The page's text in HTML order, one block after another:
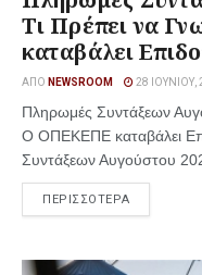
Τι Πρέπει να
καταβάλει
ΑΠΌ NEWSROOM 28 ΙΟΥΝΊΟΥ,
Πληρωμές Συντάξεων
Ο ΟΠΕΚΕΠΕ καταβάλει
Συντάξεων Αυγούστου
ΠΕΡΙΣΣΟΤΕΡΑ